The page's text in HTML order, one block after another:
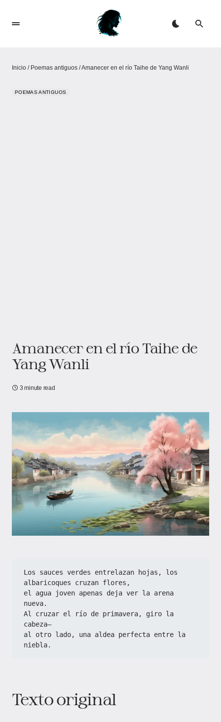
Inicio / Poemas antiguos /Amanecer en el río Taihe de Yang Wanli
POEMAS ANTIGUOS
Amanecer en el río Taihe de
Yang Wanli
3 minute read
Los sauces verdes entrelazan hojas, los
albaricoques cruzan flores,
el agua joven apenas deja ver la arena
nueva.
Al cruzar el río de primavera, giro la
cabeza—
al otro lado, una aldea perfecta entre la
niebla.
Texto original